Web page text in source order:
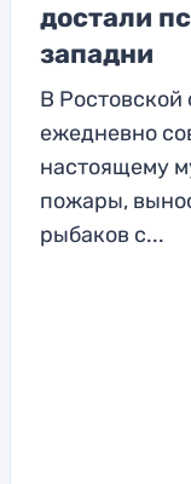
достали
западни
В Ростовской
ежедневно
настоящему
пожары,
рыбаков с...